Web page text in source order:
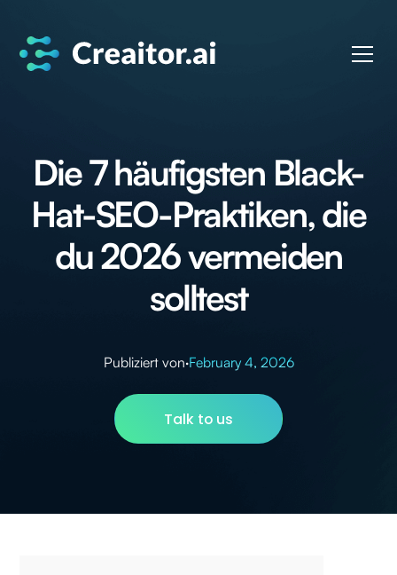
Die 7 häufigsten Black-
Hat-SEO-Praktiken, die
du 2026 vermeiden
solltest
Publiziert von·February 4, 2026
Talk to us